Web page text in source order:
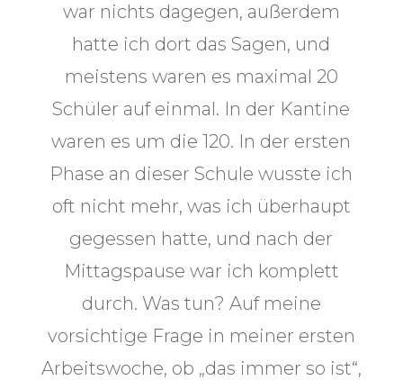
war nichts dagegen, außerdem
hatte ich dort das Sagen, und
meistens waren es maximal 20
Schüler auf einmal. In der Kantine
waren es um die 120. In der ersten
Phase an dieser Schule wusste ich
oft nicht mehr, was ich überhaupt
gegessen hatte, und nach der
Mittagspause war ich komplett
durch. Was tun? Auf meine
vorsichtige Frage in meiner ersten
Arbeitswoche, ob „das immer so ist“,